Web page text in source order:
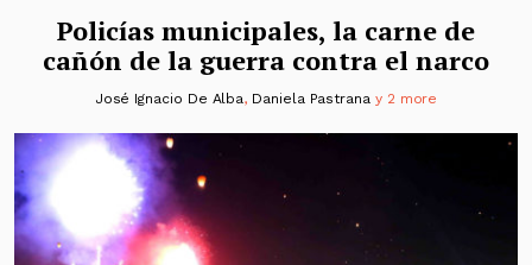
Policías municipales, la carne de
cañón de la guerra contra el narco
José Ignacio De Alba, Daniela Pastranay 2 more